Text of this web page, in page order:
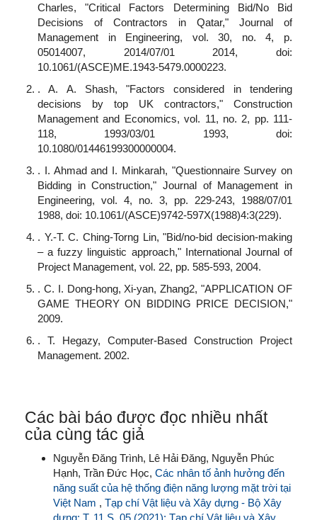
Charles, "Critical Factors Determining Bid/No Bid
Decisions of Contractors in Qatar," Journal of
Management in Engineering, vol. 30, no. 4, p.
05014007, 2014/07/01 2014, doi:
10.1061/(ASCE)ME.1943-5479.0000223.
. A. A. Shash, "Factors considered in tendering
decisions by top UK contractors," Construction
Management and Economics, vol. 11, no. 2, pp. 111-
118, 1993/03/01 1993, doi:
10.1080/01446199300000004.
. I. Ahmad and I. Minkarah, "Questionnaire Survey on
Bidding in Construction," Journal of Management in
Engineering, vol. 4, no. 3, pp. 229-243, 1988/07/01
1988, doi: 10.1061/(ASCE)9742-597X(1988)4:3(229).
. Y.-T. C. Ching-Torng Lin, "Bid/no-bid decision-making
– a fuzzy linguistic approach," International Journal of
Project Management, vol. 22, pp. 585-593, 2004.
. C. I. Dong-hong, Xi-yan, Zhang2, "APPLICATION OF
GAME THEORY ON BIDDING PRICE DECISION,"
2009.
. T. Hegazy, Computer-Based Construction Project
Management. 2002.
Các bài báo được đọc nhiều nhất
của cùng tác giả
Nguyễn Đăng Trình, Lê Hải Đăng, Nguyễn Phúc
Hạnh, Trần Đức Học, Các nhân tố ảnh hưởng đến
năng suất của hệ thống điện năng lượng mặt trời tại
Việt Nam , Tạp chí Vật liệu và Xây dựng - Bộ Xây